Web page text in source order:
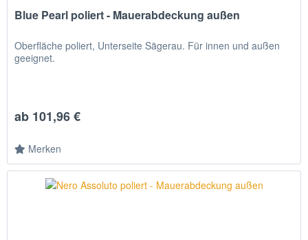
Blue Pearl poliert - Mauerabdeckung außen
Oberfläche poliert, Unterseite Sägerau. Für innen und außen
geeignet.
ab 101,96 €
Merken